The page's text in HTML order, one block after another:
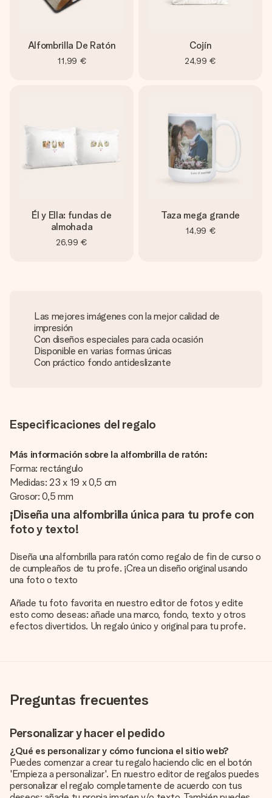
Alfombrilla De Ratón
11,99 €
Cojín
24,99 €
Él y Ella: fundas de
almohada
26,99 €
Taza mega grande
14,99 €
Las mejores imágenes con la mejor calidad de
impresión
Con diseños especiales para cada ocasión
Disponible en varias formas únicas
Con práctico fondo antideslizante
Especificaciones del regalo
Más información sobre la alfombrilla de ratón:
Forma: rectángulo
Medidas: 23 x 19 x 0,5 cm
Grosor: 0,5 mm
¡Diseña una alfombrilla única para tu profe con
foto y texto!
Diseña una alfombrilla para ratón como regalo de fin de curso o
de cumpleaños de tu profe. ¡Crea un diseño original usando
una foto o texto
Añade tu foto favorita en nuestro editor de fotos y edite
esto como deseas: añade una marco, fondo, texto y otros
efectos divertidos. Un regalo único y original para tu profe.
Preguntas frecuentes
Personalizar y hacer el pedido
¿Qué es personalizar y cómo funciona el sitio web?
Puedes comenzar a crear tu regalo haciendo clic en el botón
'Empieza a personalizar'. En nuestro editor de regalos puedes
personalizar el regalo completamente de acuerdo con tus